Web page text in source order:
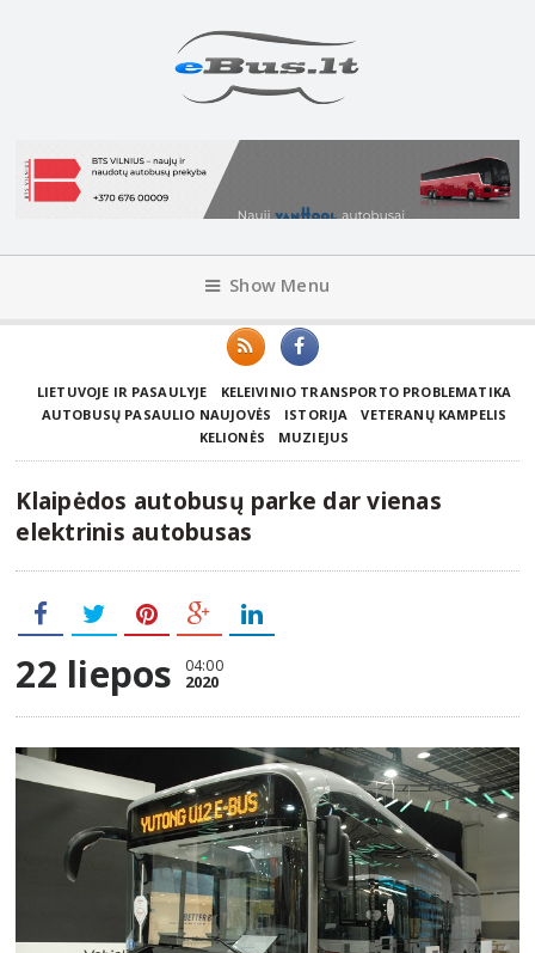
Show Menu
LIETUVOJE IR PASAULYJE
KELEIVINIO TRANSPORTO PROBLEMATIKA
AUTOBUSŲ PASAULIO NAUJOVĖS
ISTORIJA
VETERANŲ KAMPELIS
KELIONĖS
MUZIEJUS
Klaipėdos autobusų parke dar vienas
elektrinis autobusas
22 liepos 04:00
2020